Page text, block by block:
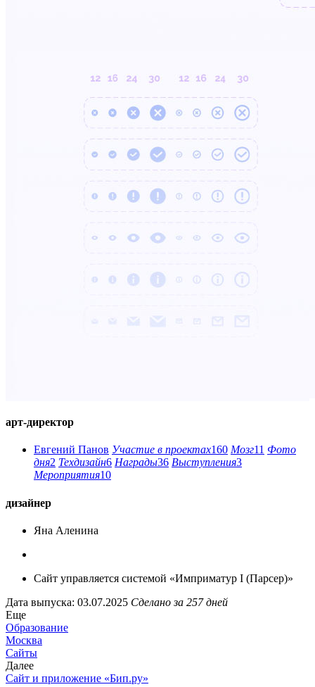
арт-директор
Евгений Панов Участие в проектах160 Мозг11 Фото
дня2 Техдизайн6 Награды36 Выступления3
Мероприятия10
дизайнер
Яна Аленина
Сайт управляется системой «Имприматур I (Парсер)»
Дата выпуска: 03.07.2025 Сделано за 257 дней
Еще
Образование
Москва
Сайты
Далее
Сайт и приложение «Бип.ру»